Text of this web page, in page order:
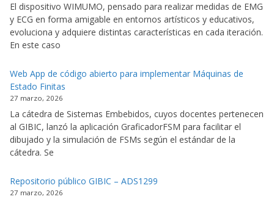
El dispositivo WIMUMO, pensado para realizar medidas de EMG
y ECG en forma amigable en entornos artísticos y educativos,
evoluciona y adquiere distintas características en cada iteración.
En este caso
Web App de código abierto para implementar Máquinas de
Estado Finitas
27 marzo, 2026
La cátedra de Sistemas Embebidos, cuyos docentes pertenecen
al GIBIC, lanzó la aplicación GraficadorFSM para facilitar el
dibujado y la simulación de FSMs según el estándar de la
cátedra. Se
Repositorio público GIBIC – ADS1299
27 marzo, 2026